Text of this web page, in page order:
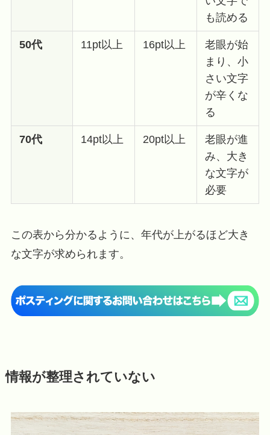
も読める
50代 11pt以上 16pt以上
老眼が始
まり、小
さい文字
が辛くな
る
70代 14pt以上 20pt以上
老眼が進
み、大き
な文字が
必要
この表から分かるように、年代が上がるほど大き
な文字が求められます。
情報が整理されていない